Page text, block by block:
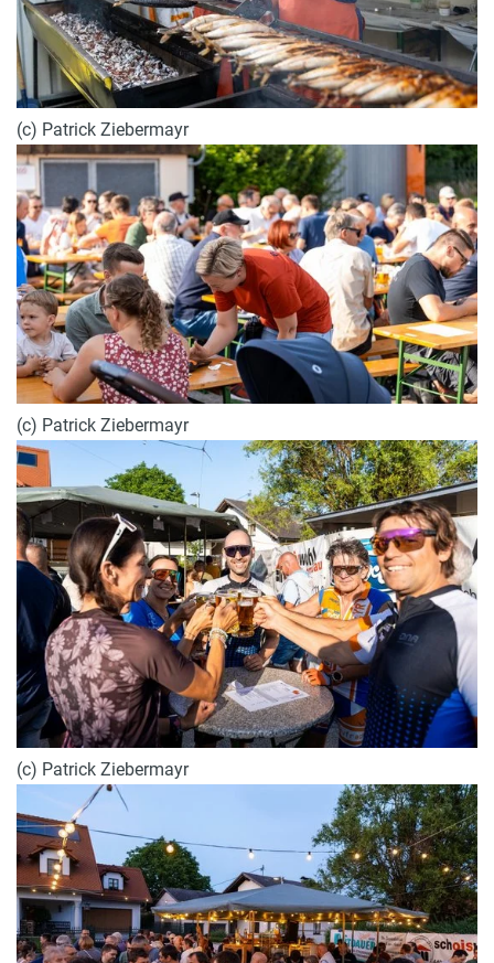
(c) Patrick Ziebermayr
(c) Patrick Ziebermayr
(c) Patrick Ziebermayr